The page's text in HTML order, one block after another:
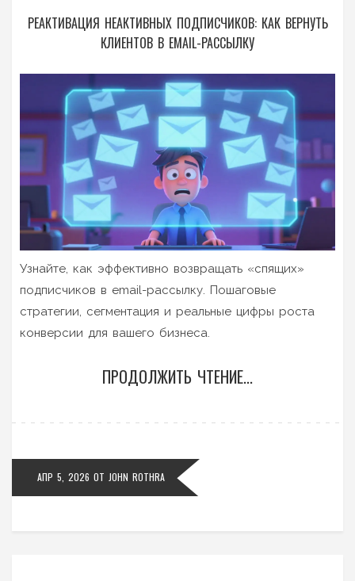
РЕАКТИВАЦИЯ НЕАКТИВНЫХ ПОДПИСЧИКОВ: КАК ВЕРНУТЬ
КЛИЕНТОВ В EMAIL-РАССЫЛКУ
Узнайте, как эффективно возвращать «спящих»
подписчиков в email-рассылку. Пошаговые
стратегии, сегментация и реальные цифры роста
конверсии для вашего бизнеса.
ПРОДОЛЖИТЬ ЧТЕНИЕ...
АПР 5, 2026 ОТ JOHN ROTHRA